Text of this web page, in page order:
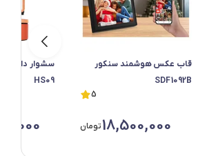
قاب عکس هوشمند سنکور
SDF1092B
5
18,500,000تومان
HS09